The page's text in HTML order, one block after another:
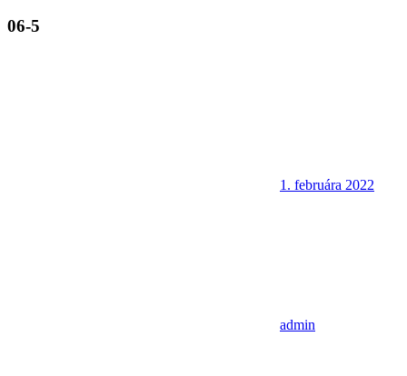
06-5
1. februára 2022
admin